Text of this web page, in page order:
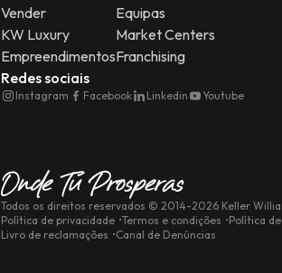
Vender
KW Luxury
Empreendimentos
Equipas
Market Centers
Franchising
Redes sociais
Instagram Facebook Linkedin Youtube
Todos os direitos reservados © 2014-2026 Keller
Política de privacidade Termos e condições Política
Livro de reclamações
Canal de Denúncias